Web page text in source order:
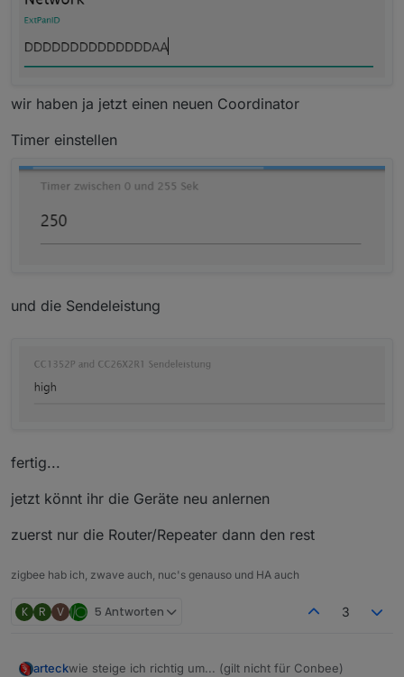
wir haben ja jetzt einen neuen Coordinator
Timer einstellen
und die Sendeleistung
fertig...
jetzt könnt ihr die Geräte neu anlernen
zuerst nur die Router/Repeater dann den rest
zigbee hab ich, zwave auch, nuc's genauso und HA auch
K R V 5 Antworten 3
arteckwie steige ich richtig um... (gilt nicht für Conbee)